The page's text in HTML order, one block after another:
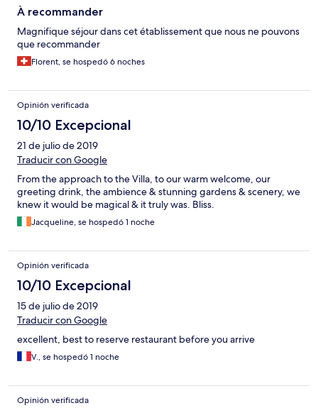
À recommander
Magnifique séjour dans cet établissement que nous ne pouvons
que recommander
Florent, se hospedó 6 noches
Opinión verificada
10/10 Excepcional
21 de julio de 2019
Traducir con Google
From the approach to the Villa, to our warm welcome, our
greeting drink, the ambience & stunning gardens & scenery, we
knew it would be magical & it truly was. Bliss.
Jacqueline, se hospedó 1 noche
Opinión verificada
10/10 Excepcional
15 de julio de 2019
Traducir con Google
excellent, best to reserve restaurant before you arrive
V., se hospedó 1 noche
Opinión verificada